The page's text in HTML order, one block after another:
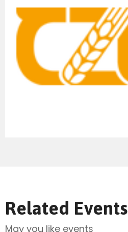
Related Events
May you like events